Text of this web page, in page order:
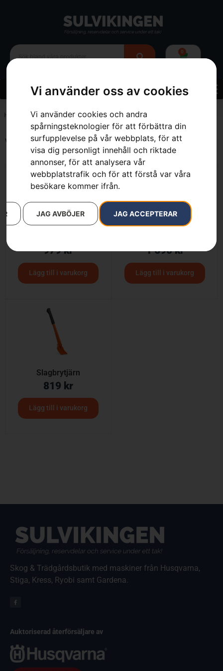
Vi använder oss av cookies
Vi använder cookies och andra
spårningsteknologier för att förbättra din
surfupplevelse på vår webbplats, för att
visa dig personligt innehåll och riktade
annonser, för att analysera vår
webbplatstrafik och för att förstå var våra
besökare kommer ifrån.
JAG ACCEPTERAR
JAG AVBÖJER
0
Hem Webbutik»Skog» Skogsverktyg»Brytjärn
Visar alla 3 resultat
979kr
Lägg till i varukorg
1 690kr
Lägg till i varukorg
Slagbrytjärn
819 kr
Lägg till i varukorg
Skog & Trädgårdsbutik med maskiner från Husqvarna,
Stiga, Kress, Ryobi samt Gardena.
Auktoriserad återförsäljare av